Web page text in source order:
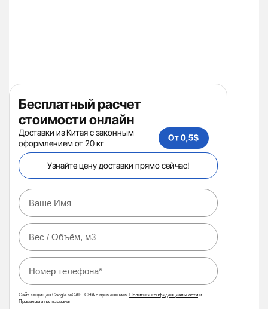
Бесплатный расчет
стоимости онлайн
Доставки из Китая с законным
оформлением от 20 кг
Узнайте цену доставки прямо сейчас!
Сайт защищён Google reCAPTCHA с применением Политики конфиденциальности и
Правилами пользования